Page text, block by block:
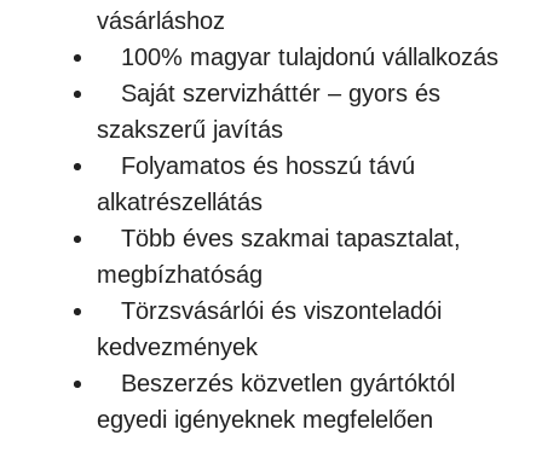
vásárláshoz
100% magyar tulajdonú vállalkozás
Saját szervizháttér – gyors és
szakszerű javítás
Folyamatos és hosszú távú
alkatrészellátás
Több éves szakmai tapasztalat,
megbízhatóság
Törzsvásárlói és viszonteladói
kedvezmények
Beszerzés közvetlen gyártóktól
egyedi igényeknek megfelelően